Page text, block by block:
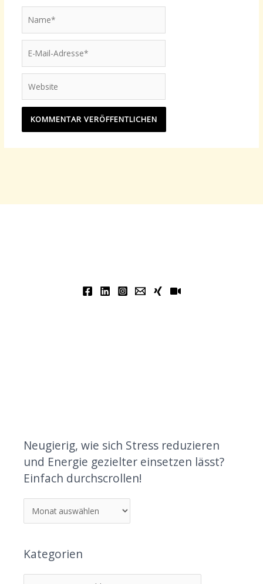
Mail-
Adresse*
Neugierig, wie sich Stress reduzieren
und Energie gezielter einsetzen lässt?
Einfach durchscrollen!
Kategorien